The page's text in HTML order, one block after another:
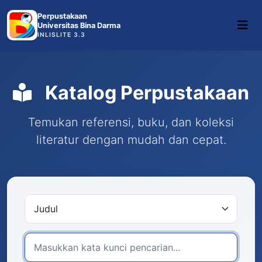
Perpustakaan
Universitas Bina Darma
INLISLITE 3.3
Katalog Perpustakaan
Temukan referensi, buku, dan koleksi
literatur dengan mudah dan cepat.